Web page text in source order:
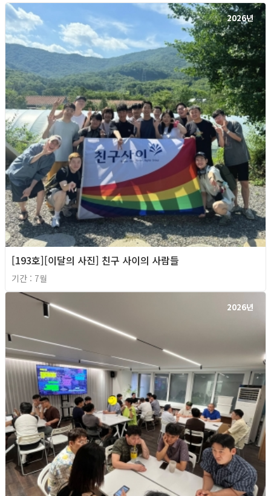
2026년
[193호][이달의 사진] 친구 사이의 사람들
기간 : 7월
2026년